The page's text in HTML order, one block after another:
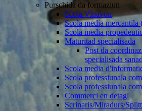
Purschida da formaziun
Scola Vinavon
Scola media
Scola media
Maturitad specialisada
Post da
specialisada
Scola media
Scola professiunala
Scola professiunala
Commerci en detagl
Scrinaris/Miradurs/